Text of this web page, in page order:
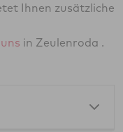
Ihnen zusätzliche
in Zeulenroda .